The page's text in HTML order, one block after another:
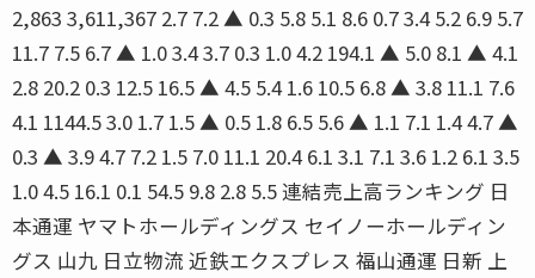
2,863 3,611,367 2.7 7.2 ▲ 0.3 5.8 5.1 8.6 0.7 3.4 5.2 6.9 5.7
11.7 7.5 6.7 ▲ 1.0 3.4 3.7 0.3 1.0 4.2 194.1 ▲ 5.0 8.1 ▲ 4.1
2.8 20.2 0.3 12.5 16.5 ▲ 4.5 5.4 1.6 10.5 6.8 ▲ 3.8 11.1 7.6
4.1 1144.5 3.0 1.7 1.5 ▲ 0.5 1.8 6.5 5.6 ▲ 1.1 7.1 1.4 4.7 ▲
0.3 ▲ 3.9 4.7 7.2 1.5 7.0 11.1 20.4 6.1 3.1 7.1 3.6 1.2 6.1 3.5
1.0 4.5 16.1 0.1 54.5 9.8 2.8 5.5 連結売上高ランキング 日
本通運 ヤマトホールディングス セイノーホールディン
グス 山九 日立物流 近鉄エクスプレス 福山通運 日新 上